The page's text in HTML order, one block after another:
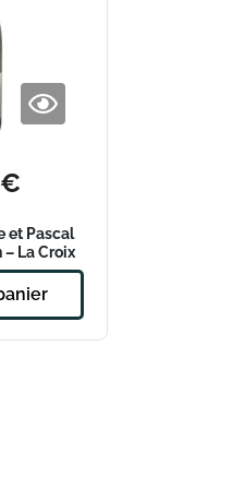
€
et Pascal
La Croix